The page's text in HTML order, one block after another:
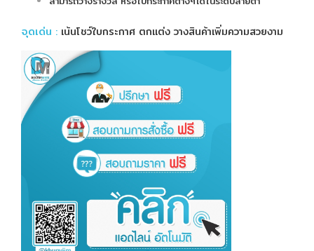
จุดเด่น : เน้นโชว์ใบกระกาศ ตกแต่ง วางสินค้าเพิ่มความสวยงาม